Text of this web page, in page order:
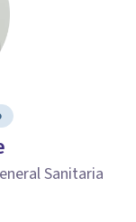
Sanitaria